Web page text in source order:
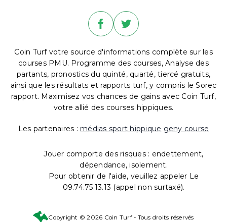
Coin Turf votre source d'informations complète sur les
courses PMU. Programme des courses, Analyse des
partants, pronostics du quinté, quarté, tiercé gratuits,
ainsi que les résultats et rapports turf, y compris le Sorec
rapport. Maximisez vos chances de gains avec Coin Turf,
votre allié des courses hippiques.
Les partenaires : médias sport hippique geny course
Jouer comporte des risques : endettement,
dépendance, isolement.
Pour obtenir de l'aide, veuillez appeler Le
09.74.75.13.13 (appel non surtaxé).
Copyright © 2026 Coin Turf - Tous droits réservés